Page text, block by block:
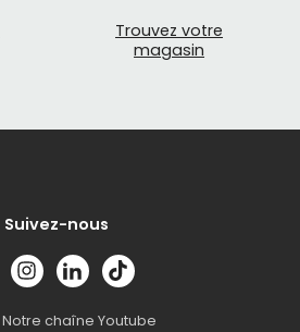
Trouvez votre
magasin
Suivez-nous
Notre chaîne Youtube